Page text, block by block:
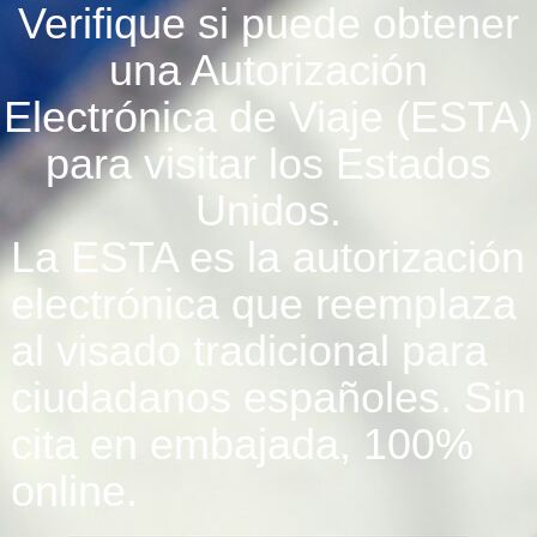
Verifique si puede obtener
una Autorización
Electrónica de Viaje (ESTA)
para visitar los Estados
Unidos.
La ESTA es la autorización
electrónica que reemplaza
al visado tradicional para
ciudadanos españoles. Sin
cita en embajada, 100%
online.